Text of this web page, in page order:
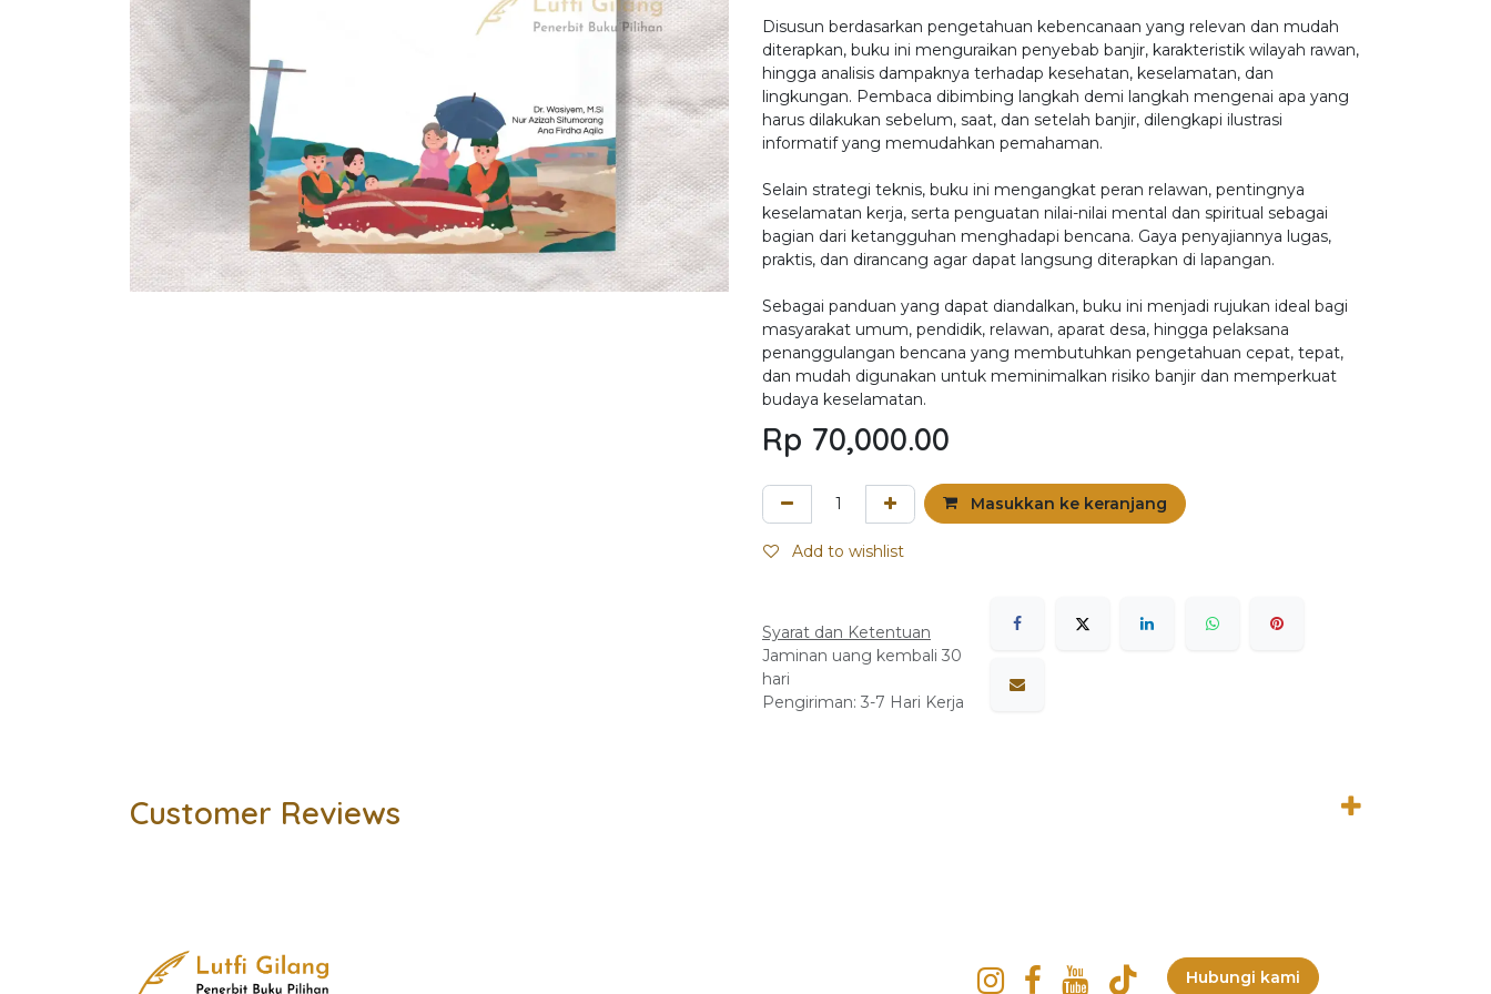
Disusun berdasarkan pengetahuan kebencanaan yang relevan dan mudah
diterapkan, buku ini menguraikan penyebab banjir, karakteristik wilayah rawan,
hingga analisis dampaknya terhadap kesehatan, keselamatan, dan
lingkungan. Pembaca dibimbing langkah demi langkah mengenai apa yang
harus dilakukan sebelum, saat, dan setelah banjir, dilengkapi ilustrasi
informatif yang memudahkan pemahaman.
Selain strategi teknis, buku ini mengangkat peran relawan, pentingnya
keselamatan kerja, serta penguatan nilai-nilai mental dan spiritual sebagai
bagian dari ketangguhan menghadapi bencana. Gaya penyajiannya lugas,
praktis, dan dirancang agar dapat langsung diterapkan di lapangan.
Sebagai panduan yang dapat diandalkan, buku ini menjadi rujukan ideal bagi
masyarakat umum, pendidik, relawan, aparat desa, hingga pelaksana
penanggulangan bencana yang membutuhkan pengetahuan cepat, tepat,
dan mudah digunakan untuk meminimalkan risiko banjir dan memperkuat
budaya keselamatan.
Rp 70,000.00
Masukkan ke keranjang
Add to wishlist
Syarat dan Ketentuan
Jaminan uang kembali 30
hari
Pengiriman: 3-7 Hari Kerja
Customer Reviews
Hubungi kami